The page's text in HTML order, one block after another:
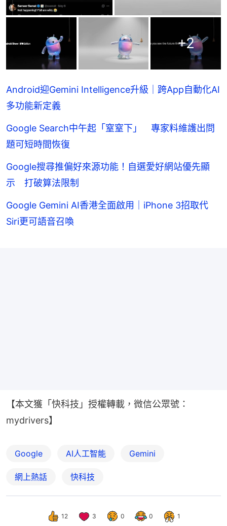
+2
Android迎Gemini Intelligence升級｜跨App自動化AI
多功能新定義
Google Search中午起「窒窒下」 專家料維護出問
題可短時間恢復
Google搜尋推偏好來源功能！自選愛好網站優先顯
示 打破算法限制
Google Gemini AI香港全面啟用｜iPhone 3招取代
Siri更可語音召喚
【本文獲「快科技」授權轉載，微信公眾號：
mydrivers】
Google AI人工智能 Gemini
網上熱話 快科技
12 3 0 0 1